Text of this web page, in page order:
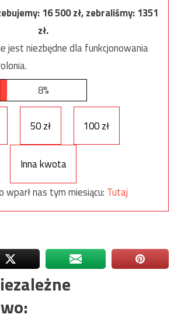
16 500zł, zebraliśmy:1351
zł.
jest niezbędne dla funkcjonowania
8%
50 zł 100 zł
Inna kwota
wparł nas tym miesiącu: Tutaj